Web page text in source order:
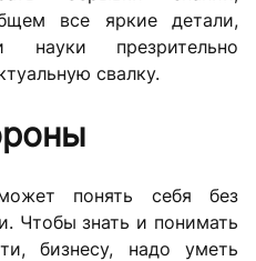
все яркие детали,
презрительно
свалку.
понять себя без
Чтобы знать и понимать
бизнесу, надо уметь